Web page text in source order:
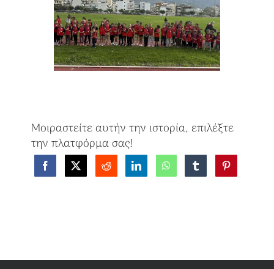
Μοιραστείτε αυτήν την ιστορία, επιλέξτε
την πλατφόρμα σας!